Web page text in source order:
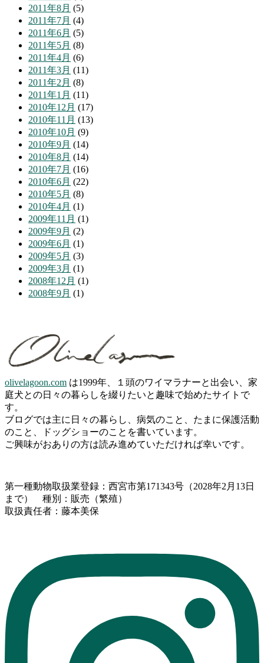
2011年8月 (5)
2011年7月 (4)
2011年6月 (5)
2011年5月 (8)
2011年4月 (6)
2011年3月 (11)
2011年2月 (8)
2011年1月 (11)
2010年12月 (17)
2010年11月 (13)
2010年10月 (9)
2010年9月 (14)
2010年8月 (14)
2010年7月 (16)
2010年6月 (22)
2010年5月 (8)
2010年4月 (1)
2009年11月 (1)
2009年9月 (2)
2009年6月 (1)
2009年5月 (3)
2009年3月 (1)
2008年12月 (1)
2008年9月 (1)
olivelagoon.com は1999年、１頭のワイマラナーと出会い、家
庭犬との日々の暮らしを綴りたいと趣味で始めたサイトで
す。
ブログでは主に日々の暮らし、病気のこと、たまに保護活動
のこと、ドッグショーのことを書いています。
ご興味がおありの方は読み進めていただければ幸いです。
第一種動物取扱業登録：西宮市第171343号（2028年2月13日
まで） 種別：販売（繁殖）
取扱責任者：藤本美保